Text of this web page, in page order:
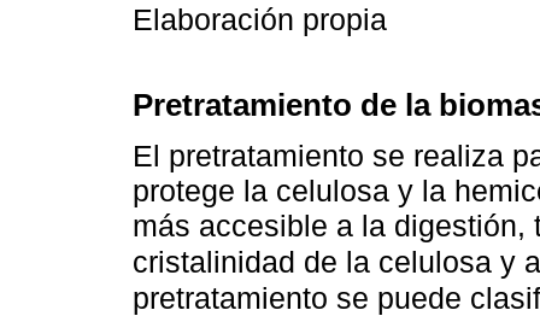
Elaboración propia
Pretratamiento de la
El pretratamiento se realiza
protege la celulosa y la
más accesible a la
cristalinidad de la celulosa y
pretratamiento se puede